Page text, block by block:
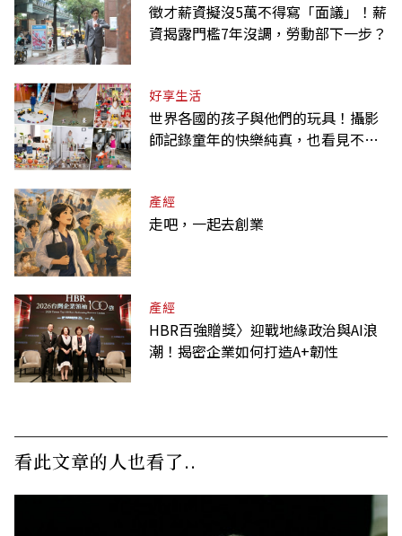
徵才薪資擬沒5萬不得寫「面議」！薪
資揭露門檻7年沒調，勞動部下一步？
好享生活
世界各國的孩子與他們的玩具！攝影
師記錄童年的快樂純真，也看見不同
產經
走吧，一起去創業
產經
HBR百強贈獎〉迎戰地緣政治與AI浪
潮！揭密企業如何打造A+韌性
看此文章的人也看了..